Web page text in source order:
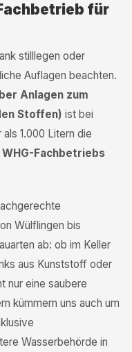
für
stilllegen oder
Auflagen beachten.
Anlagen zum
Stoffen) ist bei
1.000 Litern die
Fachbetriebs
Wülflingen bis
ab: ob im Keller
aus Kunststoff oder
nur eine saubere
kümmern uns auch um
Wasserbehörde in